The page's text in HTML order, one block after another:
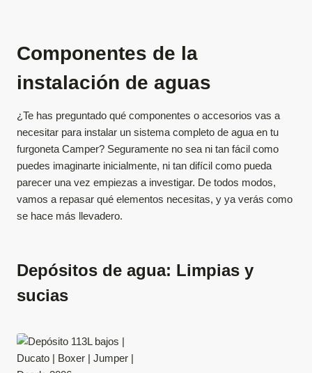
Componentes de la
instalación de aguas
¿Te has preguntado qué componentes o accesorios vas a
necesitar para instalar un sistema completo de agua en tu
furgoneta Camper? Seguramente no sea ni tan fácil como
puedes imaginarte inicialmente, ni tan difícil como pueda
parecer una vez empiezas a investigar. De todos modos,
vamos a repasar qué elementos necesitas, y ya verás como
se hace más llevadero.
Depósitos de agua: Limpias y
sucias